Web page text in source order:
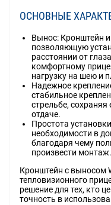
ОСНОВНЫЕ
Вынос: Кронштейн
позволяющую
расстоянии от
комфортному
нагрузку на шею и
Надежное
стабильное
стрельбе, сохраняя
отдаче.
Простота
необходимости в
благодаря чему
произвести монтаж.
Кронштейн с выносом
тепловизионного
решение для тех, кто
точность в